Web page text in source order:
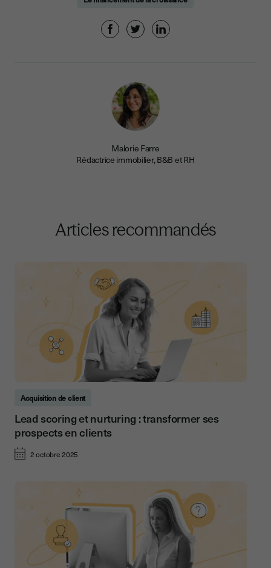
Malorie Farre
Rédactrice immobilier, B&B et RH
Articles recommandés
Acquisition de client
Lead scoring et nurturing : transformer ses
prospects en clients
2 octobre 2025